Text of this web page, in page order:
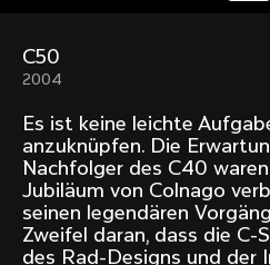
Freccia
1954
Mexico
1972
Mexico TT
1980
Arabesque
C50
2004
Es ist keine leichte
anzuknüpfen. Die
Nachfolger des C40
Jubiläum von Colnago
seinen legendären
Zweifel daran, dass die C-
des Rad-Designs und der